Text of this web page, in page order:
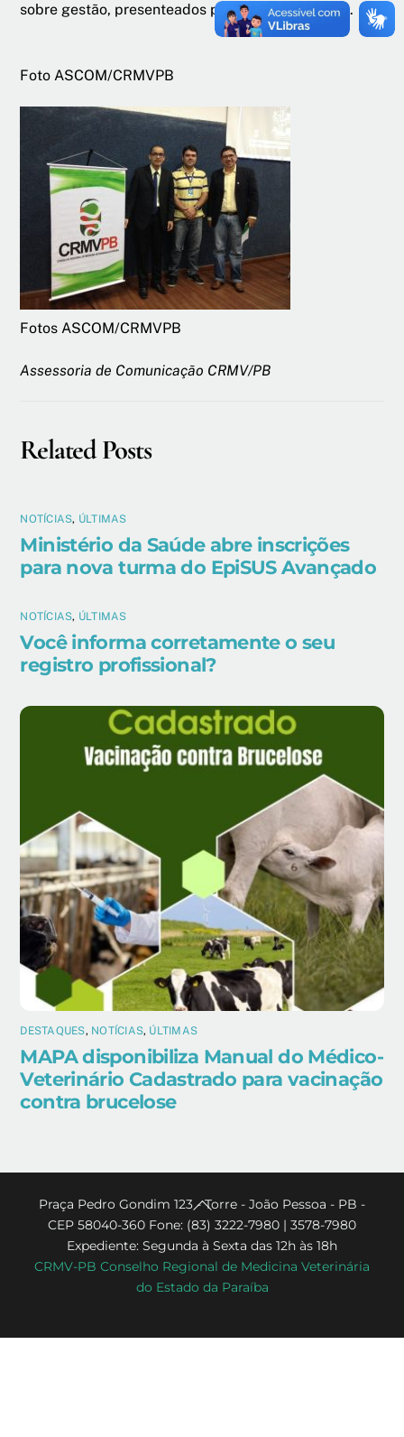
sobre gestão, presenteados pela Cruz Assessoria.
Foto ASCOM/CRMVPB
Fotos ASCOM/CRMVPB
Assessoria de Comunicação CRMV/PB
Related Posts
NOTÍCIAS, ÚLTIMAS
Ministério da Saúde abre inscrições
para nova turma do EpiSUS Avançado
NOTÍCIAS, ÚLTIMAS
Você informa corretamente o seu
registro profissional?
DESTAQUES, NOTÍCIAS, ÚLTIMAS
MAPA disponibiliza Manual do Médico-
Veterinário Cadastrado para vacinação
contra brucelose
Back
To
Top
Praça Pedro Gondim 123 - Torre - João Pessoa - PB -
CEP 58040-360 Fone: (83) 3222-7980 | 3578-7980
Expediente: Segunda à Sexta das 12h às 18h
CRMV-PB Conselho Regional de Medicina Veterinária
do Estado da Paraíba